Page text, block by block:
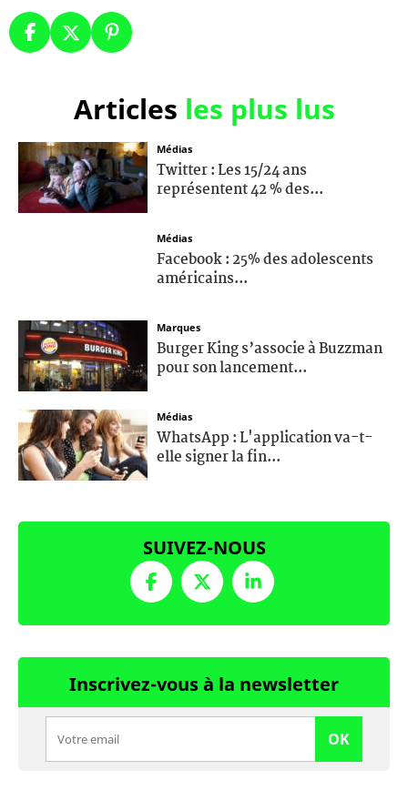
Articles les plus lus
Médias
Twitter : Les 15/24 ans
représentent 42 % des...
Médias
Facebook : 25% des adolescents
américains...
Marques
Burger King s’associe à Buzzman
pour son lancement...
Médias
WhatsApp : L'application va-t-
elle signer la fin...
SUIVEZ-NOUS
Inscrivez-vous à la newsletter
OK